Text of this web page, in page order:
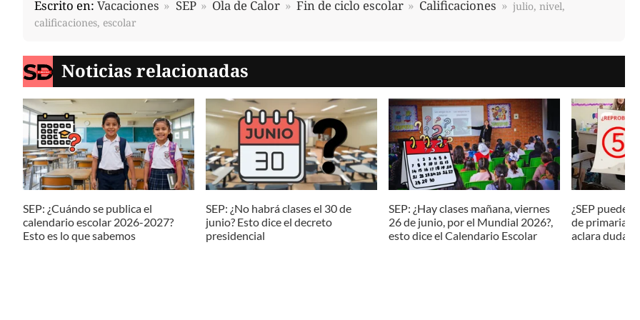
Escrito en: Vacaciones SEP Ola de Calor Fin de ciclo escolar Calificaciones
julio, nivel,
calificaciones, escolar
Noticias relacionadas
SEP: ¿Cuándo se publica el
calendario escolar 2026-2027?
Esto es lo que sabemos
SEP: ¿No habrá clases el 30 de
junio? Esto dice el decreto
presidencial
SEP: ¿Hay clases mañana, viernes
26 de junio, por el Mundial 2026?,
esto dice el Calendario Escolar
¿SEP puede
de primaria y
aclara dudas